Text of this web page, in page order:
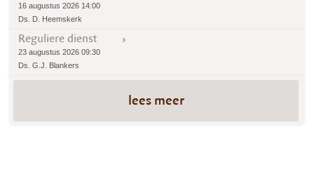
16 augustus 2026 14:00
Ds. D. Heemskerk
Reguliere dienst
23 augustus 2026 09:30
Ds. G.J. Blankers
lees meer